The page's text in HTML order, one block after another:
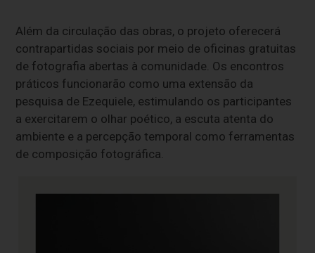
Além da circulação das obras, o projeto oferecerá
contrapartidas sociais por meio de oficinas gratuitas
de fotografia abertas à comunidade. Os encontros
práticos funcionarão como uma extensão da
pesquisa de Ezequiele, estimulando os participantes
a exercitarem o olhar poético, a escuta atenta do
ambiente e a percepção temporal como ferramentas
de composição fotográfica.